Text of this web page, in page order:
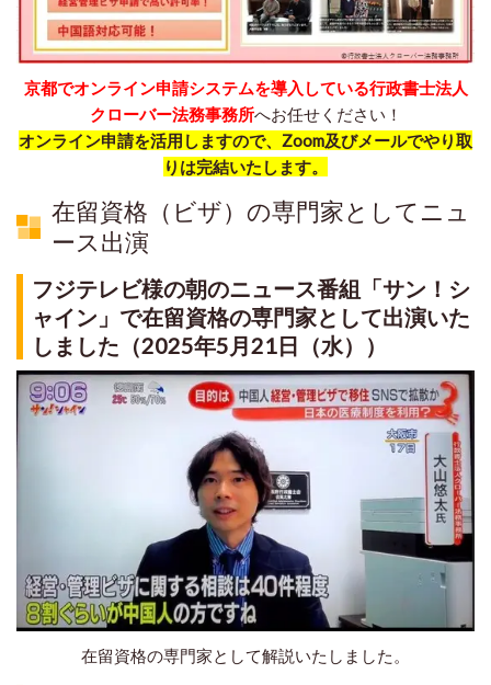
京都でオンライン申請システムを導入している行政書士法人
クローバー法務事務所へお任せください！
オンライン申請を活用しますので、Zoom及びメールでやり取
りは完結いたします。
在留資格（ビザ）の専門家としてニュ
ース出演
フジテレビ様の朝のニュース番組「サン！シ
ャイン」で在留資格の専門家として出演いた
しました（2025年5月21日（水））
在留資格の専門家として解説いたしました。